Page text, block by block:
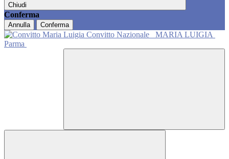
Chiudi
Conferma
Annulla Conferma
Convitto Nazionale
MARIA LUIGIA
Parma